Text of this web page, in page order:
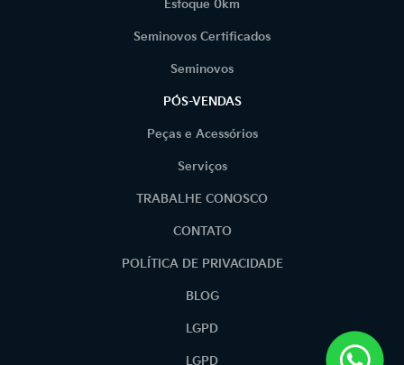
Estoque 0km
Seminovos Certificados
Seminovos
PÓS-VENDAS
Peças e Acessórios
Serviços
TRABALHE CONOSCO
CONTATO
POLÍTICA DE PRIVACIDADE
BLOG
LGPD
LGPD